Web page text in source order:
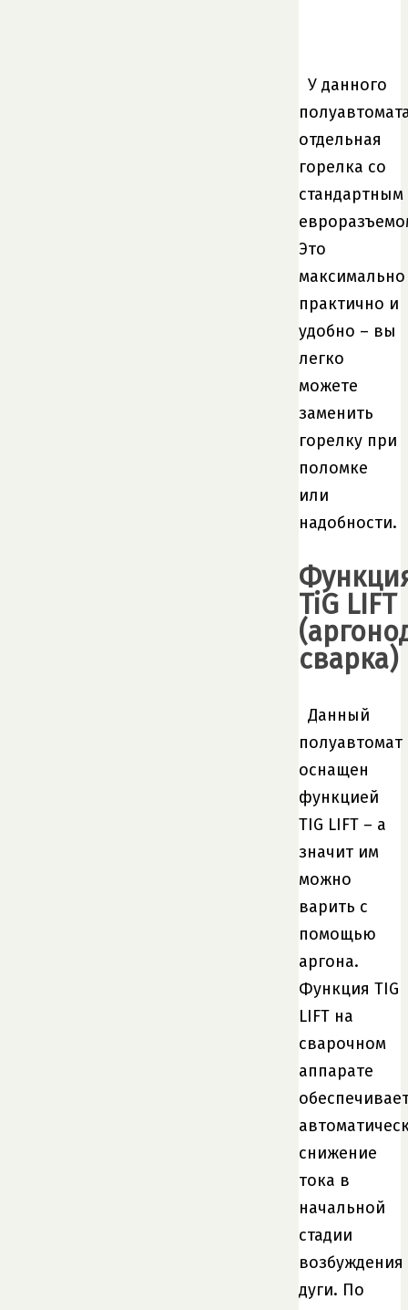
У данного
отдельная
горелка со
стандартным
Это
максимально
практично и
удобно – вы
легко
можете
заменить
горелку при
поломке
или
надобности.
TiG LIFT
сварка)
Данный
полуавтомат
оснащен
функцией
TIG LIFT – а
значит им
можно
варить с
помощью
аргона.
Функция TIG
LIFT на
сварочном
аппарате
снижение
тока в
начальной
стадии
возбуждения
дуги. По